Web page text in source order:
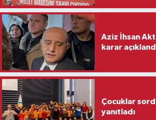
Aziz İhsan
karar
Çocuklar
yanıtladı